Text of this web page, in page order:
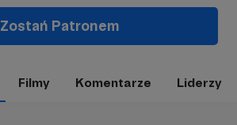
Zostań Patronem
Filmy Komentarze Liderzy